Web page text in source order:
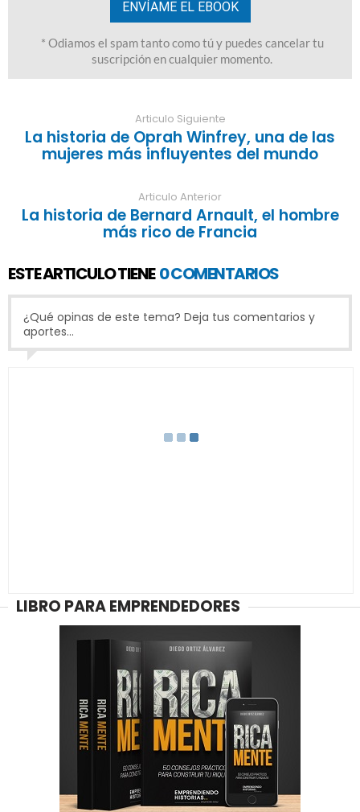
Articulo Siguiente
La historia de Oprah Winfrey, una de las
mujeres más influyentes del mundo
Articulo Anterior
La historia de Bernard Arnault, el hombre
más rico de Francia
ESTE ARTICULO TIENE 0 COMENTARIOS
¿Qué opinas de este tema? Deja tus comentarios y
aportes...
LIBRO PARA EMPRENDEDORES